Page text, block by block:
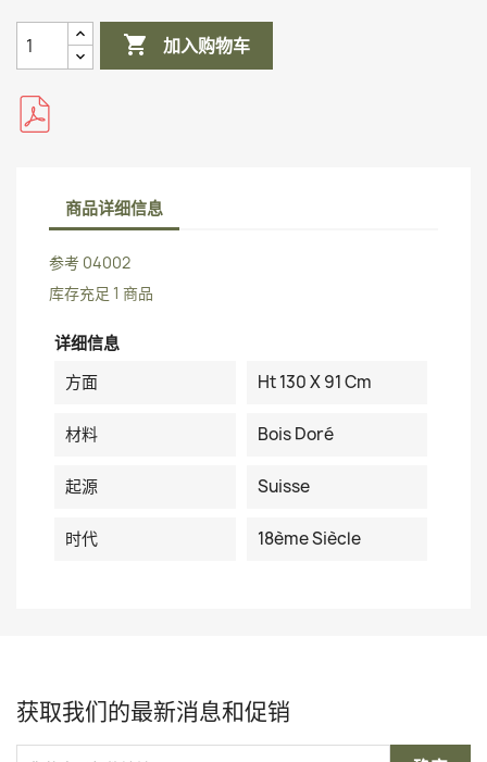
 加入购物车
商品详细信息
参考 04002
库存充足 1 商品
详细信息
方面
Ht 130 X 91 Cm
材料 Bois Doré
起源 Suisse
时代 18ème Siècle
获取我们的最新消息和促销